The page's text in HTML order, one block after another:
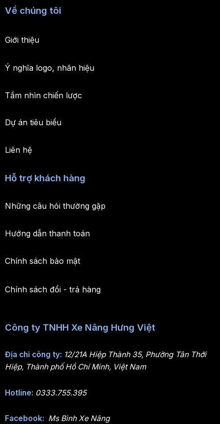
Về chúng tôi
Giới thiệu
Ý nghĩa logo, nhãn hiệu
Tầm nhìn chiến lược
Dự án tiêu biểu
Liên hệ
Hỗ trợ khách hàng
Những câu hỏi thường gặp
Hướng dẫn thanh toán
Chính sách bảo mật
Chính sách đổi - trả hàng
Công ty TNHH Xe Nâng Hưng Việt
Địa chỉ công ty: 12/21A Hiệp Thành 35, Phường Tân Thới
Hiệp, Thành phố Hồ Chí Minh, Việt Nam
Hotline: 0333.755.395
Facebook: Ms Bình Xe Nâng